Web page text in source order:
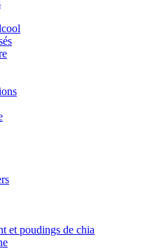
et poudings de chia